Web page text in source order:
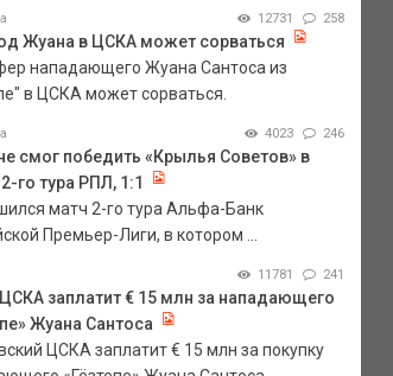
12731 258
Жуана в ЦСКА может сорваться
нападающего Жуана Сантоса из
в ЦСКА может сорваться.
4023 246
смог победить «Крылья Советов» в
го тура РПЛ, 1:1
матч 2-го тура Альфа-Банк
Премьер-Лиги, в котором ...
11781 241
ЦСКА заплатит € 15 млн за нападающего
Жуана Сантоса
ЦСКА заплатит € 15 млн за покупку